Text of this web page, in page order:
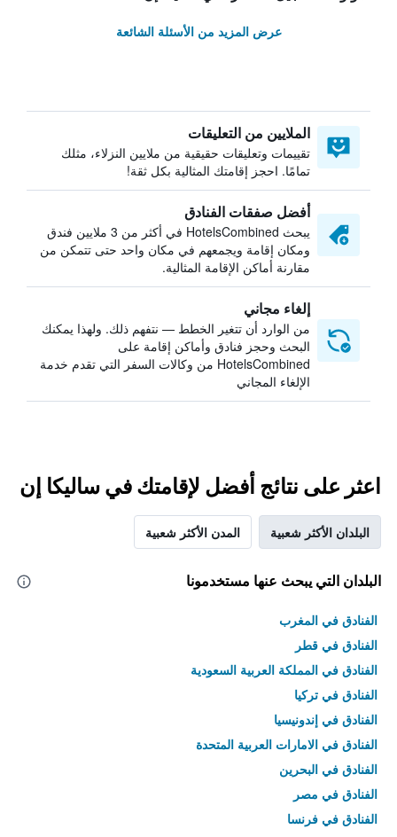
عرض المزيد من الأسئلة الشائعة
الملايين من التعليقات
تقييمات وتعليقات حقيقية من ملايين النزلاء، مثلك
تمامًا. احجز إقامتك المثالية بكل ثقة!
أفضل صفقات الفنادق
يبحث HotelsCombined في أكثر من 3 ملايين فندق
ومكان إقامة ويجمعهم في مكان واحد حتى تتمكن من
مقارنة أماكن الإقامة المثالية.
إلغاء مجاني
من الوارد أن تتغير الخطط — نتفهم ذلك. ولهذا يمكنك
البحث وحجز فنادق وأماكن إقامة على
HotelsCombined من وكالات السفر التي تقدم خدمة
الإلغاء المجاني
اعثر على نتائج أفضل لإقامتك في ساليكا إن
البلدان الأكثر شعبية المدن الأكثر شعبية
البلدان التي يبحث عنها مستخدمونا
الفنادق في المغرب
الفنادق في قطر
الفنادق في المملكة العربية السعودية
الفنادق في تركيا
الفنادق في إندونيسيا
الفنادق في الامارات العربية المتحدة
الفنادق في البحرين
الفنادق في مصر
الفنادق في فرنسا